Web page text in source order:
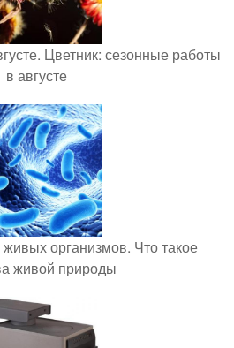
Цветник: сезонные работы
в августе
организмов. Что такое
живой природы